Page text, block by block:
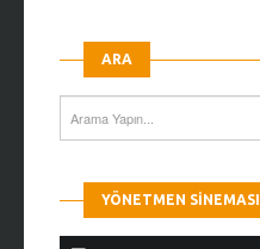
ARA
YÖNETMEN SINEMASI